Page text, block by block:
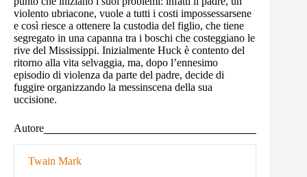
violento ubriacone, vuole a tutti i costi impossessarsene
e così riesce a ottenere la custodia del figlio, che tiene
segregato in una capanna tra i boschi che costeggiano le
rive del Mississippi. Inizialmente Huck è contento del
ritorno alla vita selvaggia, ma, dopo l’ennesimo
episodio di violenza da parte del padre, decide di
fuggire organizzando la messinscena della sua
uccisione.
Autore
Twain Mark